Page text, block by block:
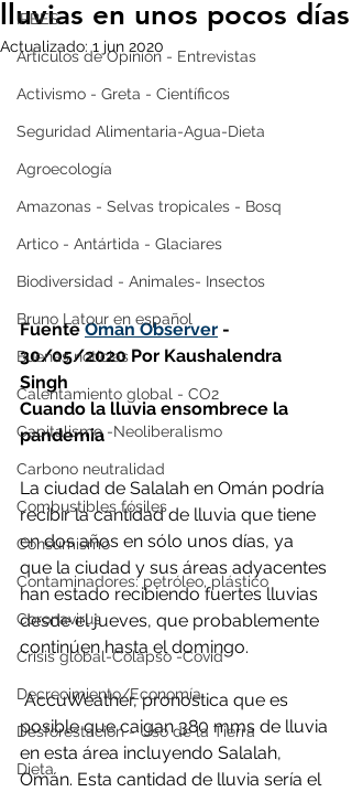
IPBES
Artículos de Opinión - Entrevistas
Activismo - Greta - Científicos
Seguridad Alimentaria-Agua-Dieta
Agroecología
Amazonas - Selvas tropicales - Bosq
Artico - Antártida - Glaciares
Biodiversidad - Animales- Insectos
Bruno Latour en español
Buenas noticias
Calentamiento global - CO2
Capitalismo -Neoliberalismo
Carbono neutralidad
Combustibles fósiles
Consumismo
Contaminadores: petróleo, plástico
Coronavirus
Crisis global-Colapso -Covid
Decrecimiento/Economía
Desforestación - Uso de la Tierra
Dieta
lluvias en unos pocos días
Actualizado:1 jun 2020
Fuente Oman Observer -
30/05/2020 Por Kaushalendra
Singh
Cuando la lluvia ensombrece la
pandemia
La ciudad de Salalah en Omán podría
recibir la cantidad de lluvia que tiene
en dos años en sólo unos días, ya
que la ciudad y sus áreas adyacentes
han estado recibiendo fuertes lluvias
desde el jueves, que probablemente
continúen hasta el domingo.
AccuWeather, pronostica que es
posible que caigan 380 mms de lluvia
en esta área incluyendo Salalah,
Omán. Esta cantidad de lluvia sería el